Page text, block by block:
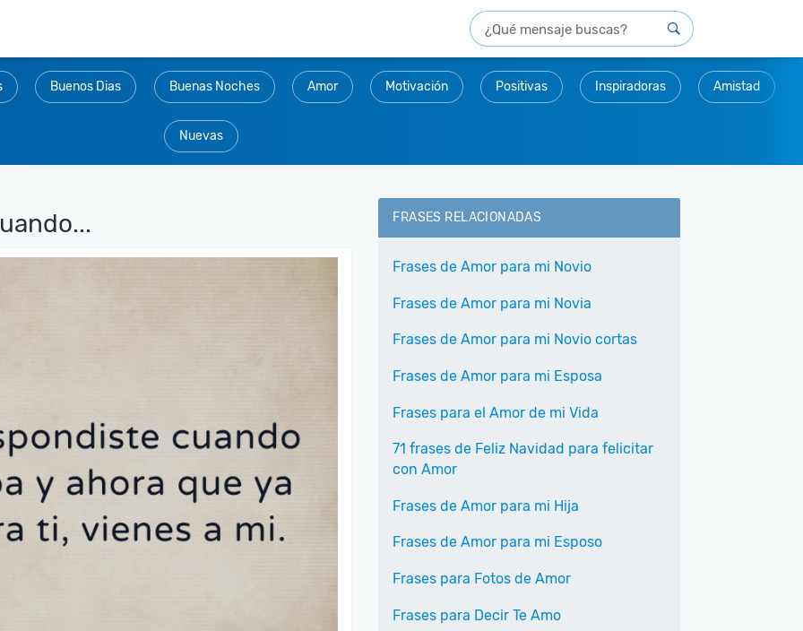
Buenos Dias Buenas Noches Amor Motivación Positivas Inspiradoras Amistad
Nuevas
FRASES RELACIONADAS
Frases de Amor para mi Novio
Frases de Amor para mi Novia
Frases de Amor para mi Novio cortas
Frases de Amor para mi Esposa
Frases para el Amor de mi Vida
71 frases de Feliz Navidad para felicitar
con Amor
Frases de Amor para mi Hija
Frases de Amor para mi Esposo
Frases para Fotos de Amor
Frases para Decir Te Amo